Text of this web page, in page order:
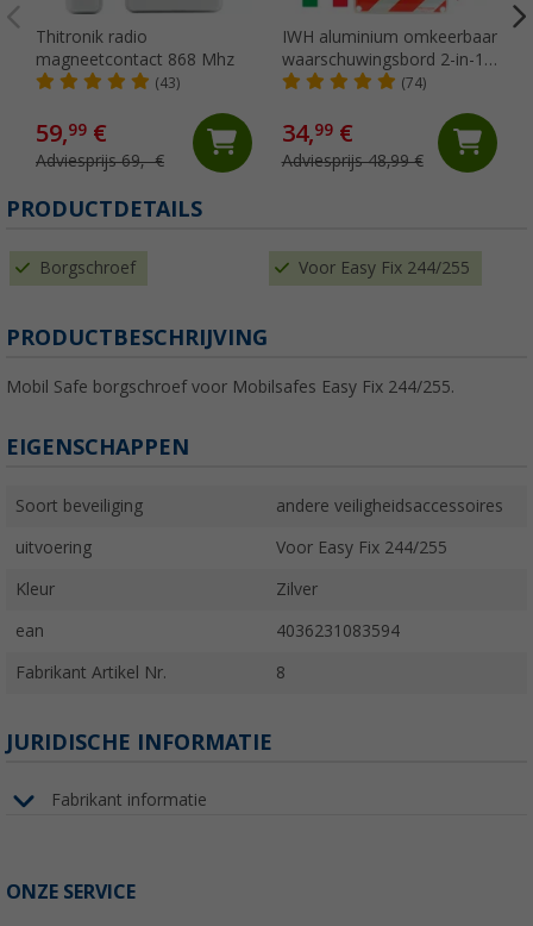
Thitronik radio
magneetcontact 868 Mhz
(43)
59,99 €
Adviesprijs 69,- €
IWH aluminium omkeerbaar
waarschuwingsbord 2-in-1
Italië / Spanje 50 x 50 cm
(74)
34,99€
Adviesprijs 48,99 €
PRODUCTDETAILS
Borgschroef Voor Easy Fix 244/255
PRODUCTBESCHRIJVING
Mobil Safe borgschroef voor Mobilsafes Easy Fix 244/255.
EIGENSCHAPPEN
Soort beveiliging andere veiligheidsaccessoires
uitvoering Voor Easy Fix 244/255
Kleur Zilver
ean 4036231083594
Fabrikant Artikel Nr. 8
JURIDISCHE INFORMATIE
Fabrikant informatie
ONZE SERVICE